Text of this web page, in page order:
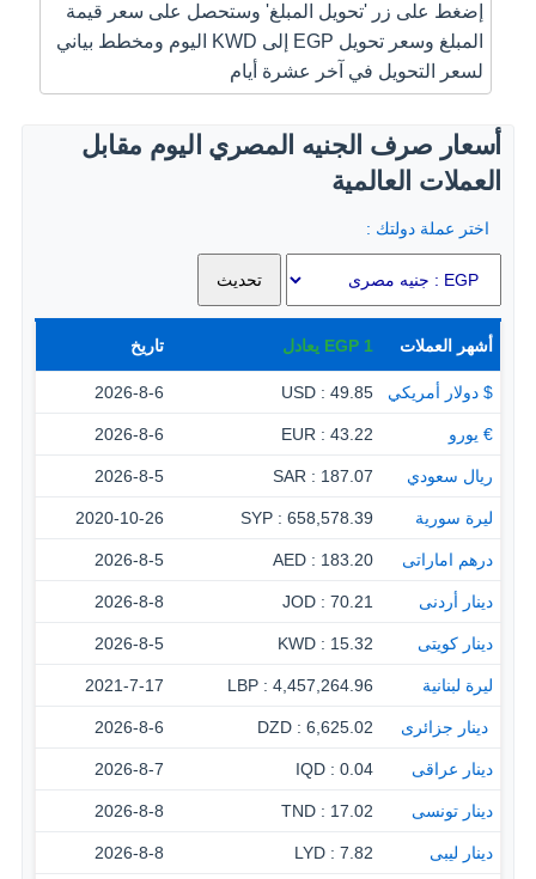
إضغط على زر 'تحويل المبلغ' وستحصل على سعر قيمة
المبلغ وسعر تحويل EGP إلى KWD اليوم ومخطط بياني
لسعر التحويل في آخر عشرة أيام
أسعار صرف الجنيه المصري اليوم مقابل
العملات العالمية
اختر عملة دولتك :
أشهر العملات 1
EGP يعادل تاريخ
$ دولار أمريكي 49.85 : USD
2026-8-6
€ يورو 43.22 : EUR
2026-8-6
ريال سعودي 187.07 : SAR
2026-8-5
ليرة سورية 658,578.39 : SYP
2020-10-26
درهم اماراتى 183.20 : AED
2026-8-5
دينار أردنى 70.21 : JOD
2026-8-8
دينار كويتى 15.32 : KWD
2026-8-5
ليرة لبنانية 4,457,264.96 : LBP
2021-7-17
‏ دينار جزائرى 6,625.02 : DZD
2026-8-6
دينار عراقى 0.04 : IQD
2026-8-7
دينار تونسى 17.02 : TND
2026-8-8
دينار ليبى 7.82 : LYD
2026-8-8